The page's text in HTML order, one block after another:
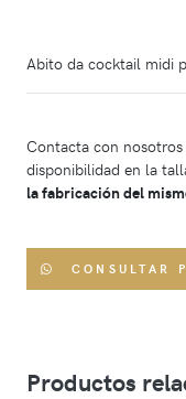
Abito da cocktail midi
Contacta con
disponibilidad en la
la fabricación del
CONSULTAR
Productos